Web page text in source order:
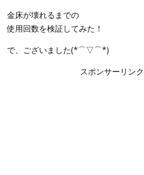
金床が壊れるまでの
使用回数を検証してみた！
で、ございました(*⌒▽⌒*)
スポンサーリンク